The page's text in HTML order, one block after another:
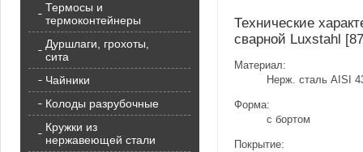
Технические
сварной Luxstahl
Материал:
Нерж. сталь AISI
Форма:
с бортом
Покрытие:
Термосы и
термоконтейнеры
Дуршлаги, грохоты,
сита
Чайники
Колоды разрубочные
Кружки из
нержавеющей стали